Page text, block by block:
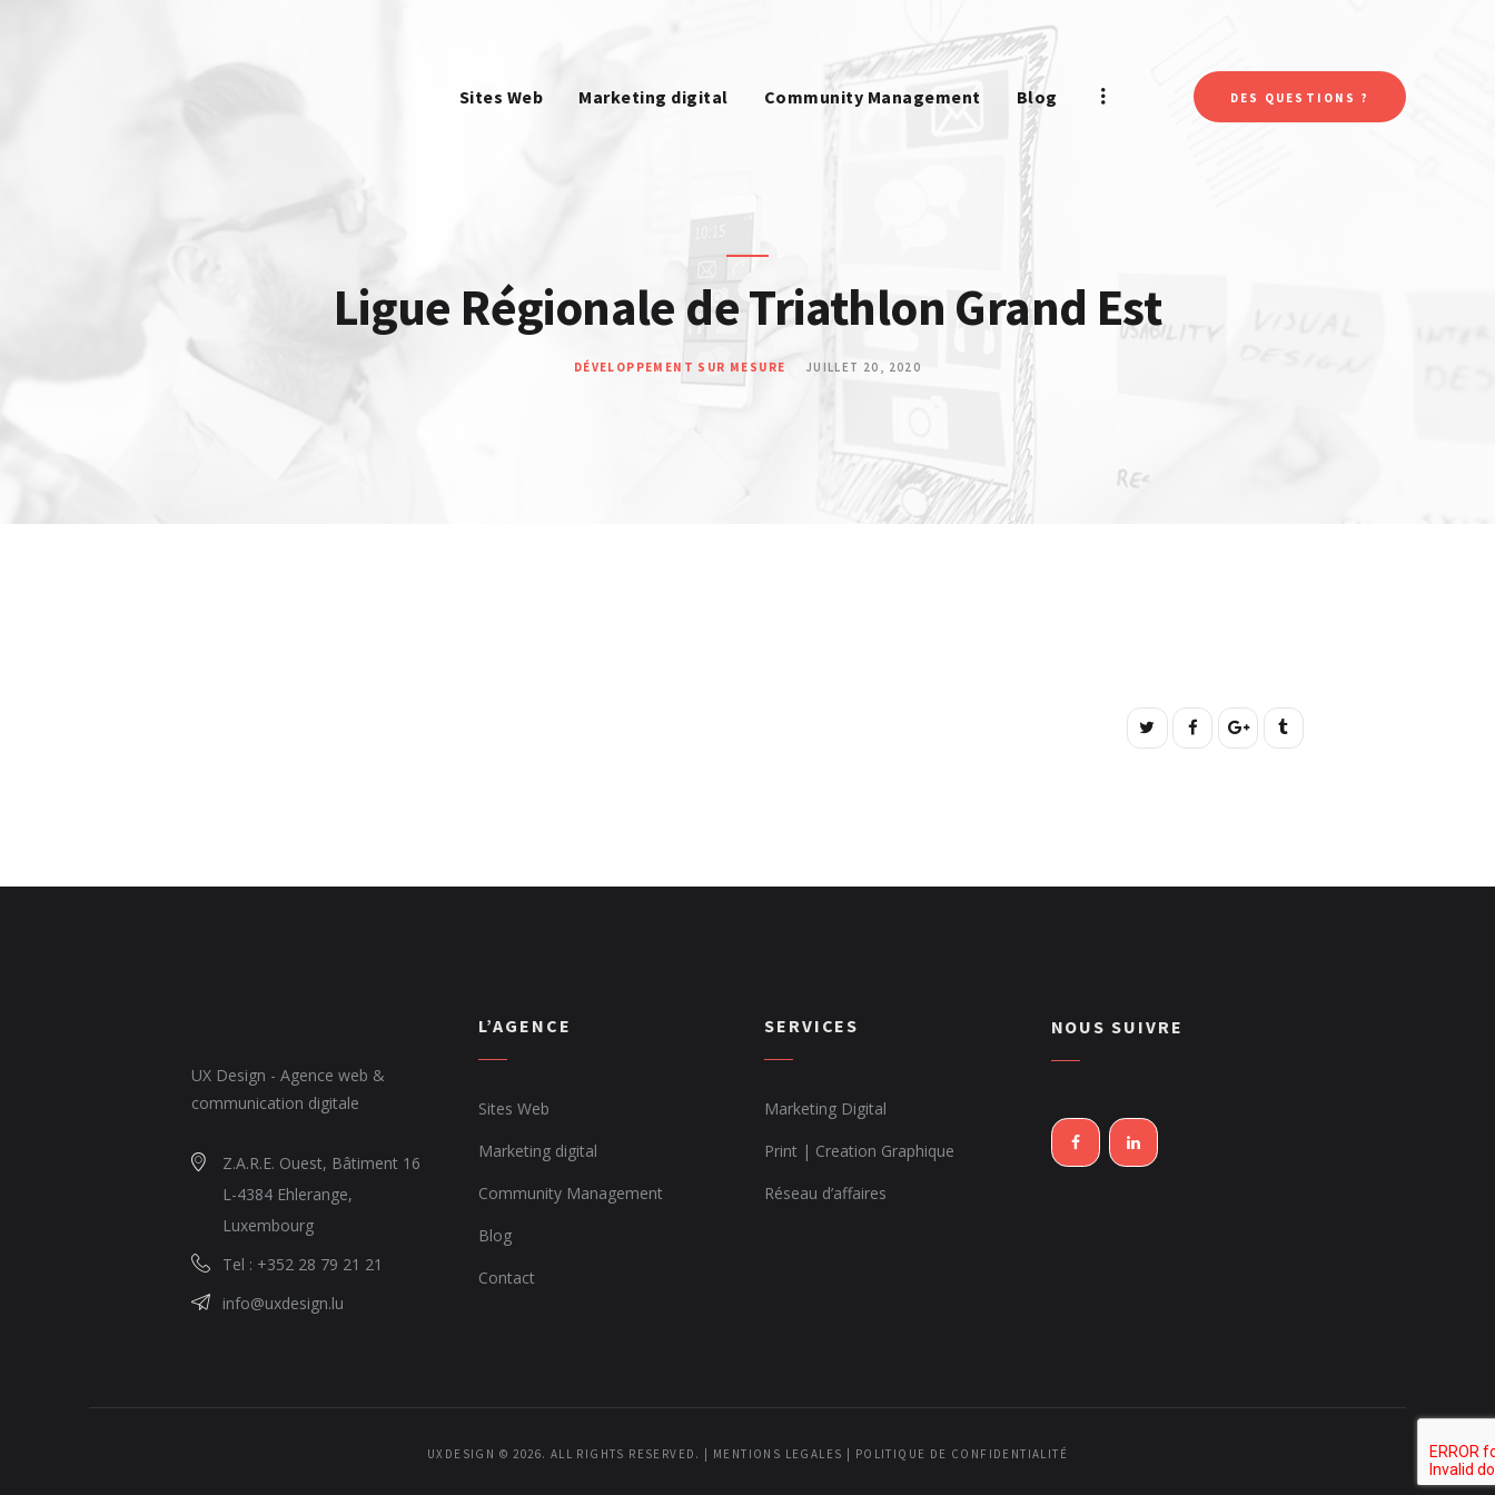
Sites Web Marketing digital Community Management Blog DES QUESTIONS ?
Ligue Régionale de Triathlon Grand Est
DÉVELOPPEMENT SUR MESURE JUILLET 20, 2020
MARKETING DIGITAL
CONTACT
UX Design - Agence web &
communication digitale
Z.A.R.E. Ouest, Bâtiment 16
L-4384 Ehlerange,
Luxembourg
Tel : +352 28 79 21 21
info@uxdesign.lu
L’AGENCE
Sites Web
Marketing digital
Community Management
Blog
Contact
SERVICES
Marketing Digital
Print | Creation Graphique
Réseau d’affaires
NOUS SUIVRE
UXDESIGN © 2026. ALL RIGHTS RESERVED. | MENTIONS LEGALES POLITIQUE DE CONFIDENTIALITÉ